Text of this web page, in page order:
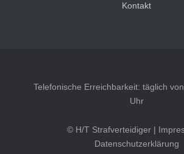
Kontakt
Telefonische Erreichbarkeit: täglich
Uhr
© H/T Strafverteidiger |
Datenschutzerklärung